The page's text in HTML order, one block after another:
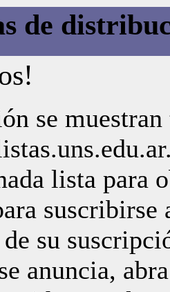
de
se
lista para
suscribirse
su
anuncia,